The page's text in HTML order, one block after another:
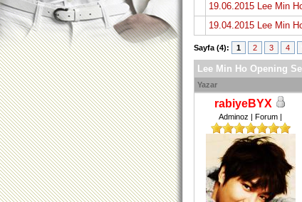
19.06.2015 Lee Min
19.04.2015 Lee Min
Sayfa (4): 1 2 3 4
Lee Min Ho Opening
Yazar
rabiyeBYX
Adminoz | Forum |